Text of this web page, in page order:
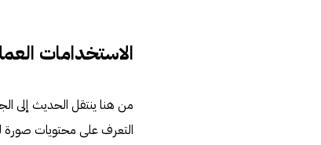
الاستخدامات
من هنا ينتقل الحديث إلى